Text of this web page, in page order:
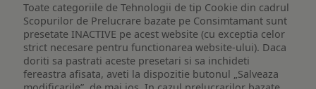
Toate categoriile de Tehnologii de tip Cookie din cadrul
Scopurilor de Prelucrare bazate pe Consimtamant sunt
presetate INACTIVE pe acest website (cu exceptia celor
strict necesare pentru functionarea website-ului). Daca
doriti sa pastrati aceste presetari si sa inchideti
fereastra afisata, aveti la dispozitie butonul „Salveaza